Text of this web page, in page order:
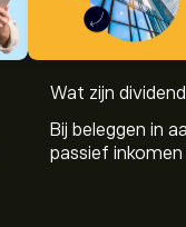
Wat zijn
Bij beleggen in
passief